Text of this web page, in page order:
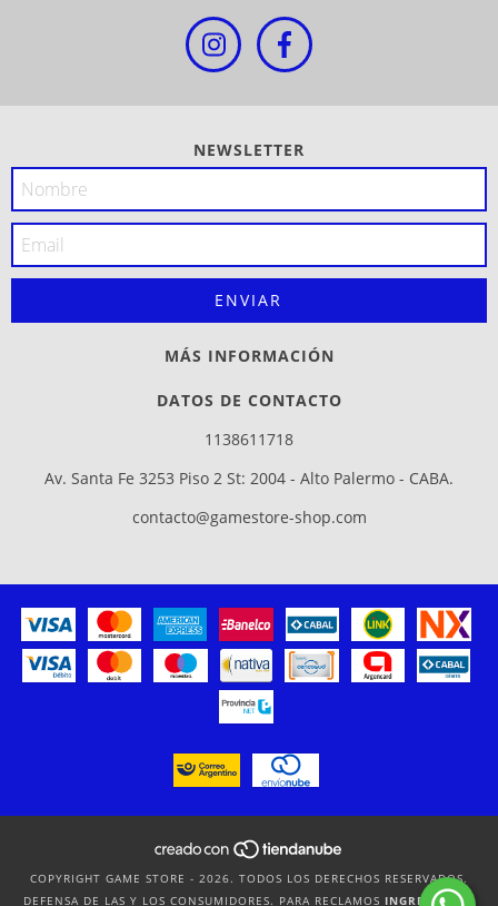
NEWSLETTER
MÁS INFORMACIÓN
DATOS DE CONTACTO
1138611718
Av. Santa Fe 3253 Piso 2 St: 2004 - Alto Palermo - CABA.
contacto@gamestore-shop.com
COPYRIGHT GAME STORE - 2026. TODOS LOS DERECHOS RESERVADOS.
DEFENSA DE LAS Y LOS CONSUMIDORES. PARA RECLAMOS INGRESÁ ACÁ.